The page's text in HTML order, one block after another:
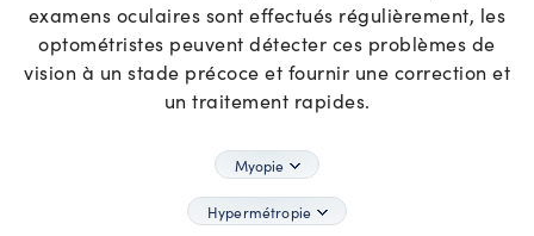
examens oculaires sont effectués régulièrement, les
optométristes peuvent détecter ces problèmes de
vision à un stade précoce et fournir une correction et
un traitement rapides.
Myopie
Hypermétropie